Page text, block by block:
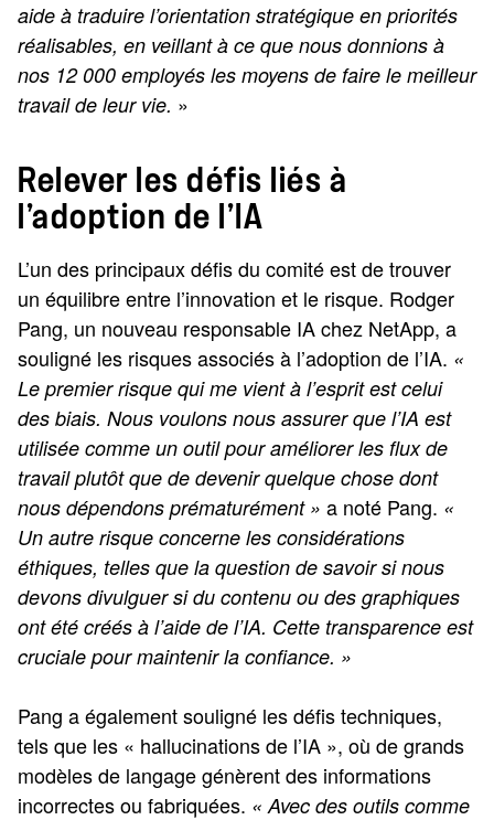
aide à traduire l’orientation stratégique en priorités
réalisables, en veillant à ce que nous donnions à
nos 12 000 employés les moyens de faire le meilleur
travail de leur vie. »
Relever les défis liés à
l’adoption de l’IA
L’un des principaux défis du comité est de trouver
un équilibre entre l’innovation et le risque. Rodger
Pang, un nouveau responsable IA chez NetApp, a
souligné les risques associés à l’adoption de l’IA. «
Le premier risque qui me vient à l’esprit est celui
des biais. Nous voulons nous assurer que l’IA est
utilisée comme un outil pour améliorer les flux de
travail plutôt que de devenir quelque chose dont
nous dépendons prématurément » a noté Pang. «
Un autre risque concerne les considérations
éthiques, telles que la question de savoir si nous
devons divulguer si du contenu ou des graphiques
ont été créés à l’aide de l’IA. Cette transparence est
cruciale pour maintenir la confiance. »
Pang a également souligné les défis techniques,
tels que les « hallucinations de l’IA », où de grands
modèles de langage génèrent des informations
incorrectes ou fabriquées. « Avec des outils comme